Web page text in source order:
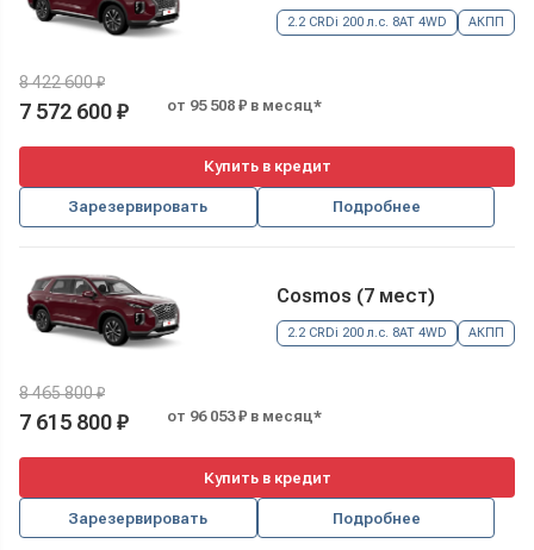
2.2 CRDi 200 л.с. 8AT 4WD АКПП
8 422 600 ₽
7 572 600 ₽ от 95 508 ₽ в месяц*
Купить в кредит
Зарезервировать Подробнее
Cosmos (7 мест)
2.2 CRDi 200 л.с. 8AT 4WD АКПП
8 465 800 ₽
7 615 800 ₽ от 96 053 ₽ в месяц*
Купить в кредит
Зарезервировать Подробнее